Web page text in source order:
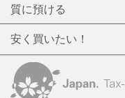
質に預ける
安く買いたい！